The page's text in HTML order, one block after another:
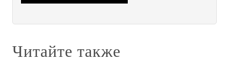
Читайте также